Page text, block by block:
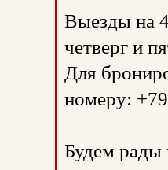
Выезды на
четверг и
Для
номеру:
Будем рады